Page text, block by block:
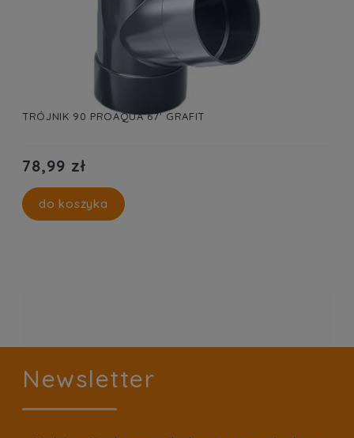
TRÓJNIK 90 PROAQUA 67' GRAFIT
78,99 zł
do koszyka
Newsletter